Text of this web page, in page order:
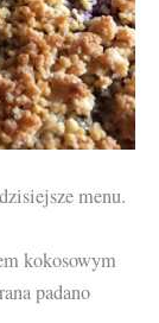
menu.
kokosowym
padano